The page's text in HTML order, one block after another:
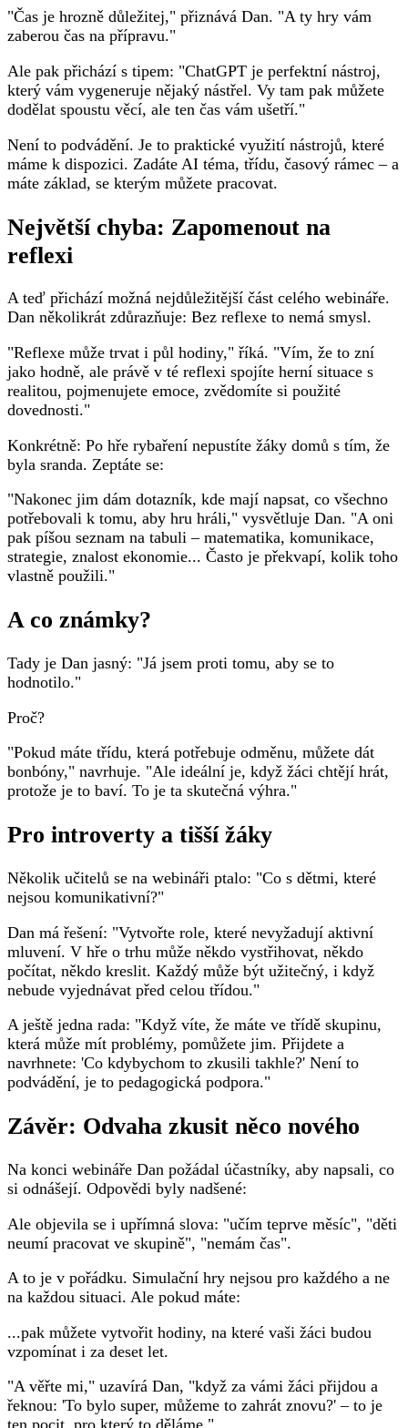
"Čas je hrozně důležitej," přiznává Dan. "A ty hry vám
zaberou čas na přípravu."
Ale pak přichází s tipem: "ChatGPT je perfektní nástroj,
který vám vygeneruje nějaký nástřel. Vy tam pak můžete
dodělat spoustu věcí, ale ten čas vám ušetří."
Není to podvádění. Je to praktické využití nástrojů, které
máme k dispozici. Zadáte AI téma, třídu, časový rámec – a
máte základ, se kterým můžete pracovat.
Největší chyba: Zapomenout na
reflexi
A teď přichází možná nejdůležitější část celého webináře.
Dan několikrát zdůrazňuje: Bez reflexe to nemá smysl.
"Reflexe může trvat i půl hodiny," říká. "Vím, že to zní
jako hodně, ale právě v té reflexi spojíte herní situace s
realitou, pojmenujete emoce, zvědomíte si použité
dovednosti."
Konkrétně: Po hře rybaření nepustíte žáky domů s tím, že
byla sranda. Zeptáte se:
"Nakonec jim dám dotazník, kde mají napsat, co všechno
potřebovali k tomu, aby hru hráli," vysvětluje Dan. "A oni
pak píšou seznam na tabuli – matematika, komunikace,
strategie, znalost ekonomie... Často je překvapí, kolik toho
vlastně použili."
A co známky?
Tady je Dan jasný: "Já jsem proti tomu, aby se to
hodnotilo."
Proč?
"Pokud máte třídu, která potřebuje odměnu, můžete dát
bonbóny," navrhuje. "Ale ideální je, když žáci chtějí hrát,
protože je to baví. To je ta skutečná výhra."
Pro introverty a tišší žáky
Několik učitelů se na webináři ptalo: "Co s dětmi, které
nejsou komunikativní?"
Dan má řešení: "Vytvořte role, které nevyžadují aktivní
mluvení. V hře o trhu může někdo vystřihovat, někdo
počítat, někdo kreslit. Každý může být užitečný, i když
nebude vyjednávat před celou třídou."
A ještě jedna rada: "Když víte, že máte ve třídě skupinu,
která může mít problémy, pomůžete jim. Přijdete a
navrhnete: 'Co kdybychom to zkusili takhle?' Není to
podvádění, je to pedagogická podpora."
Závěr: Odvaha zkusit něco nového
Na konci webináře Dan požádal účastníky, aby napsali, co
si odnášejí. Odpovědi byly nadšené:
Ale objevila se i upřímná slova: "učím teprve měsíc", "děti
neumí pracovat ve skupině", "nemám čas".
A to je v pořádku. Simulační hry nejsou pro každého a ne
na každou situaci. Ale pokud máte:
...pak můžete vytvořit hodiny, na které vaši žáci budou
vzpomínat i za deset let.
"A věřte mi," uzavírá Dan, "když za vámi žáci přijdou a
řeknou: 'To bylo super, můžeme to zahrát znovu?' – to je